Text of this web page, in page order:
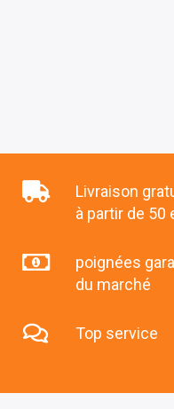
Livraison
à partir de 50
poignées
du marché
Top service